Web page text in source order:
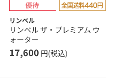
リンベル
リンベル ザ・プレミアム ウ
ォーター
17,600 円(税込)